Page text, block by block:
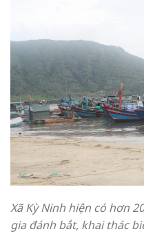
Xã Kỳ Ninh hiện có hơn
gia đánh bắt, khai thác